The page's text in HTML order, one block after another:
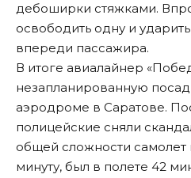
дебоширки стяжками.
освободить одну и
впереди пассажира.
В итоге авиалайнер
незапланированную
аэродроме в Саратове.
полицейские сняли
общей сложности самолет
минуту, был в полете 42